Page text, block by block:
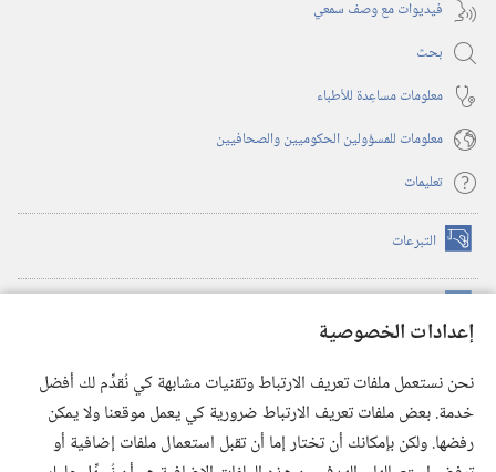
إعدادات الخصوصية
نحن نستعمل ملفات تعريف الارتباط وتقنيات مشابهة كي نُقدِّم لك أفضل
خدمة. بعض ملفات تعريف الارتباط ضرورية كي يعمل موقعنا ولا يمكن
رفضها. ولكن بإمكانك أن تختار إما أن تقبل استعمال ملفات إضافية أو
فيديوات مع وصف سمعي
بحث
معلومات مساعِدة للأطباء
معلومات للمسؤولين الحكوميين والصحافيين
تعليمات
التبرعات (يفتح
نافذة
(يفتح
نافذة
(يفتح
نافذة
جديدة) تطبيق ®
JW Library
مكتبة برج المراقبة